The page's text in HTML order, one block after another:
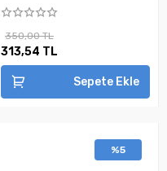
350,00 TL
313,54 TL
Sepete Ekle
%5